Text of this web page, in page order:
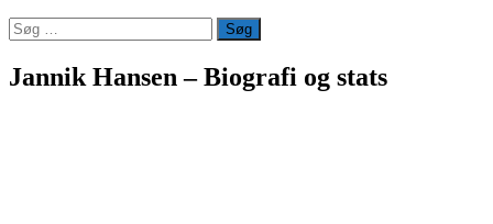
Søg
efter:
Jannik Hansen – Biografi og stats